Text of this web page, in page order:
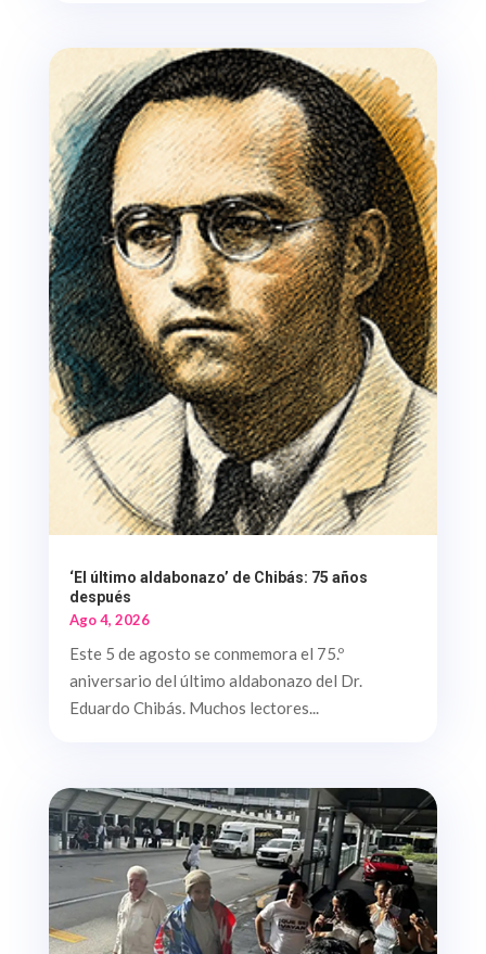
‘El último aldabonazo’ de Chibás: 75 años
después
Ago 4, 2026
Este 5 de agosto se conmemora el 75.º
aniversario del último aldabonazo del Dr.
Eduardo Chibás. Muchos lectores...